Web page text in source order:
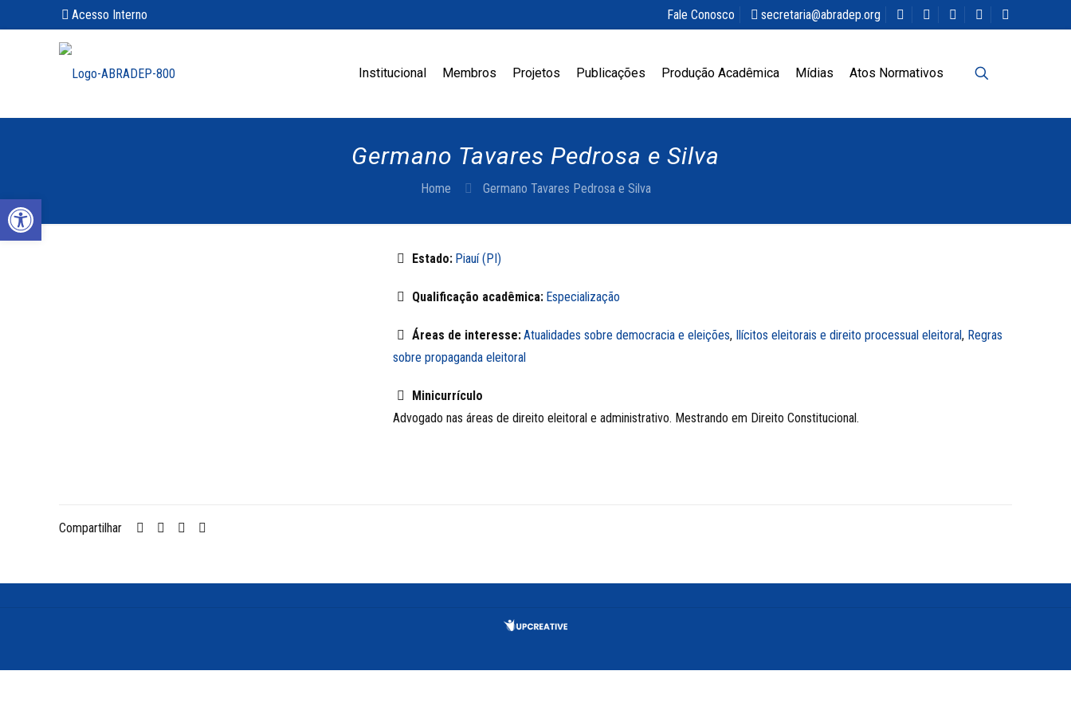
Acesso Interno Fale Conosco secretaria@abradep.org
Institucional Membros Projetos Publicações Produção Acadêmica Mídias Atos Normativos
Germano Tavares Pedrosa e Silva
Home Germano Tavares Pedrosa e Silva
Estado: Piauí (PI)
Qualificação acadêmica: Especialização
Áreas de interesse:Atualidades sobre democracia e eleições, Ilícitos eleitorais e direito processual eleitoral, Regras
sobre propaganda eleitoral
Minicurrículo
Advogado nas áreas de direito eleitoral e administrativo. Mestrando em Direito Constitucional.
Compartilhar
Abrir a barra de ferramentas